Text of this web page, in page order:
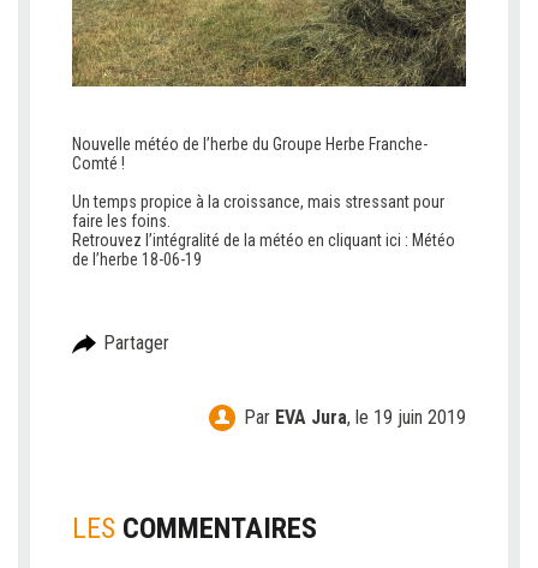
Nouvelle météo de l’herbe du Groupe Herbe Franche-
Comté !
Un temps propice à la croissance, mais stressant pour
faire les foins.
Retrouvez l’intégralité de la météo en cliquant ici : Météo
de l’herbe 18-06-19
Partager
Par EVA Jura, le 19 juin 2019
LES COMMENTAIRES